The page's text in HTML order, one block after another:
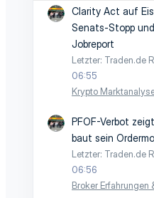
Clarity Act auf
Senats-Stopp
Jobreport
Letzter: Traden.de
06:55
Krypto
PFOF-Verbot
baut sein
Letzter: Traden.de
06:56
Broker Erfahrungen